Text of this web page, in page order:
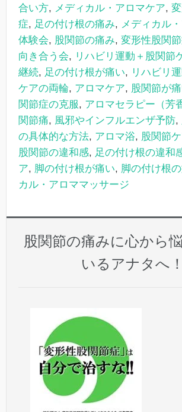
合い方, メディカル・アロマケア,
症, 足の付け根の痛み, メディカル
体験会, 股関節の痛み, 変形性股関
向き合う会, リハビリ運動＋股関節
継続, 足の付け根が痛い, リハビリ
ケアの両輪, アロマケア, 股関節が
関節症の克服, アロマセラピー（芳
関節痛, 風邪やインフルエンザ予防,
の具体的な方法, アロマ浴, 股関節
股関節の違和感, 足の付け根の違和
ア, 脚の付け根が痛い, 脚の付け根
カル・アロママッサージ
股関節の痛みに心から
いるアナタへ！